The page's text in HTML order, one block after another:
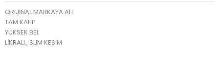
ORİJİNAL MARKAYA AİT
TAM KALIP
YÜKSEK BEL
LİKRALI , SLIM KESİM